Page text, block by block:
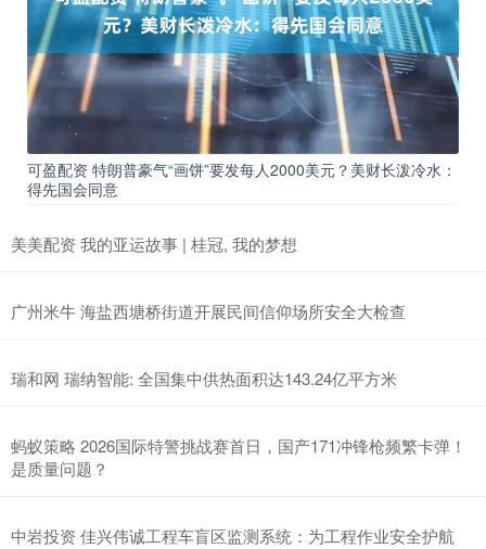
可盈配资 特朗普豪气“画饼”要发每人2000美元？美财长泼冷水：
得先国会同意
美美配资 我的亚运故事 | 桂冠, 我的梦想
广州米牛 海盐西塘桥街道开展民间信仰场所安全大检查
瑞和网 瑞纳智能: 全国集中供热面积达143.24亿平方米
蚂蚁策略 2026国际特警挑战赛首日，国产171冲锋枪频繁卡弹！
是质量问题？
中岩投资 佳兴伟诚工程车盲区监测系统：为工程作业安全护航